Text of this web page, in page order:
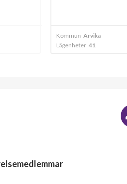
Kommun Arvika
Lägenheter 41